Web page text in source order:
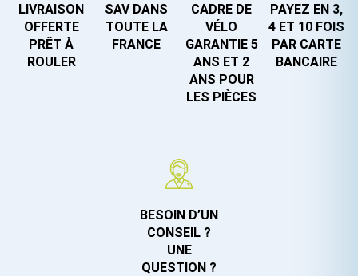
LIVRAISON
OFFERTE
PRÊT À
ROULER
SAV DANS
TOUTE LA
FRANCE
CADRE DE
VÉLO
GARANTIE 5
ANS ET 2
ANS POUR
LES PIÈCES
PAYEZ EN 3,
4 ET 10 FOIS
PAR CARTE
BANCAIRE
BESOIN D’UN
CONSEIL ?
UNE
QUESTION ?